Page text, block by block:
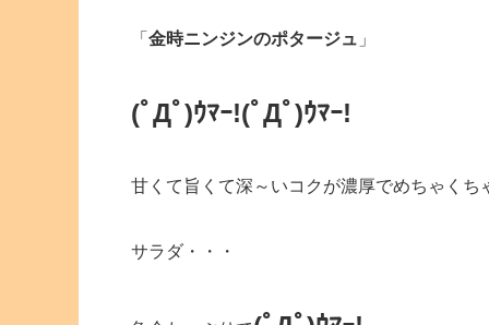
「 金時ニンジンのポタージュ 」
(ﾟДﾟ)ｳﾏｰ!(ﾟДﾟ)ｳﾏｰ!
甘くて旨くて深～いコクが濃厚でめちゃくち
サラダ・・・